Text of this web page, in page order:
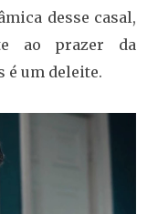
desse casal,
ao prazer da
é um deleite.